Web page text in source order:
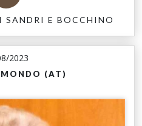
SANDRI E BOCCHINO
2023
(AT)